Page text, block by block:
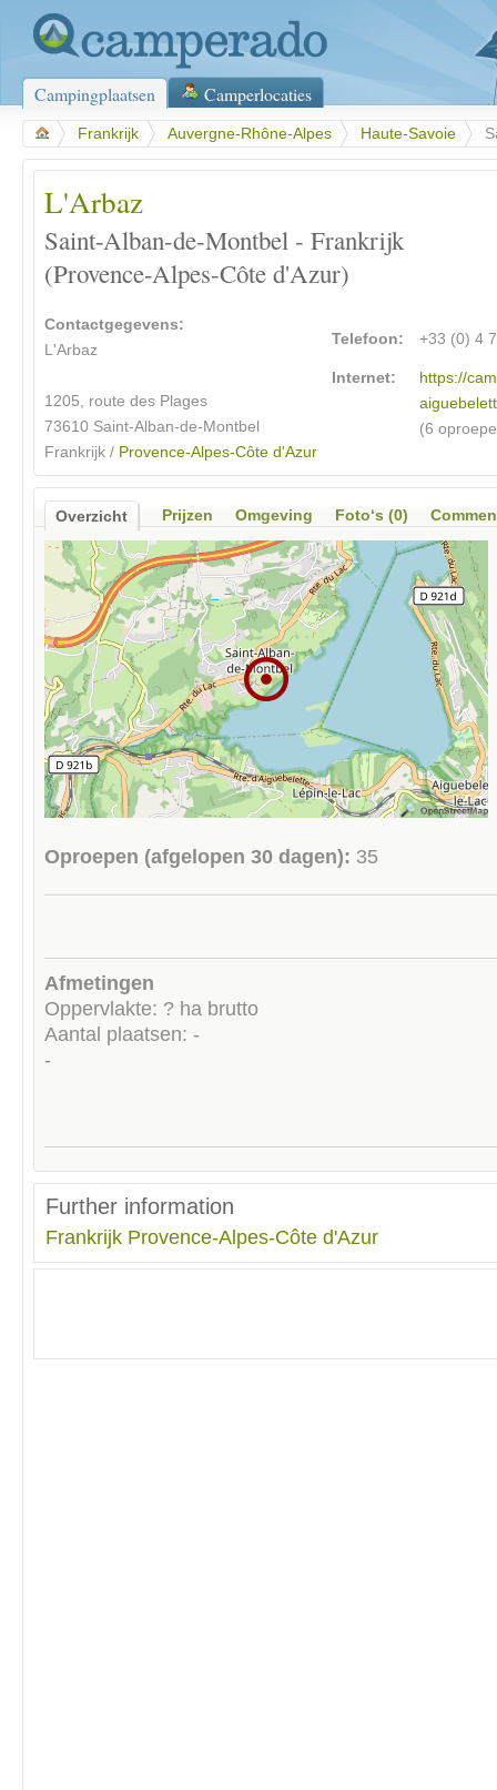
Campingplaatsen Camperlocaties
Frankrijk Auvergne-Rhône-Alpes Haute-Savoie
L'Arbaz
Saint-Alban-de-Montbel - Frankrijk
(Provence-Alpes-Côte d'Azur)
Contactgegevens:
L'Arbaz
1205, route des Plages
73610 Saint-Alban-de-Montbel
Frankrijk / Provence-Alpes-Côte d'Azur
Telefoon: +33 (0) 4
Internet:
https://
(6
Overzicht Prijzen Omgeving Foto‘s (0)
Oproepen (afgelopen 30 dagen): 35
Afmetingen
Oppervlakte: ? ha brutto
Aantal plaatsen: -
-
Further information
Frankrijk Provence-Alpes-Côte d'Azur